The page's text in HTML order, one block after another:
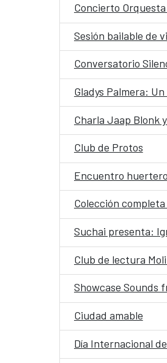
Concierto
Sesión bailable de
Conversatorio
Gladys Palmera:
Charla Jaap Blonk
Club de Protos
Encuentro
Colección
Suchai presenta:
Club de lectura
Showcase Sounds
Ciudad amable
Día Internacional